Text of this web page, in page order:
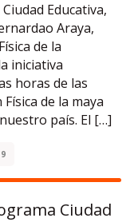
Educativa,
Araya,
de la
iniciativa
horas de las
de la maya
país. El […]
Ciudad